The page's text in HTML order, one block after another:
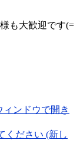
も大歓迎です(=
ィンドウで開き
ください (新し